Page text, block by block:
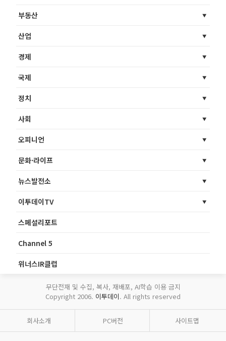
부동산
산업
경제
국제
정치
사회
오피니언
문화·라이프
뉴스발전소
이투데이TV
스페셜리포트
Channel 5
위너스IR클럽
무단전재 및 수집, 복사, 재배포, AI학습 이용 금지
Copyright 2006. 이투데이. All rights reserved
회사소개 PC버전 사이트맵